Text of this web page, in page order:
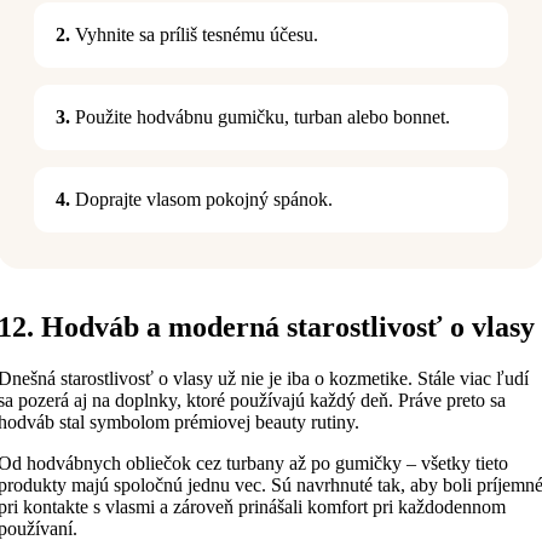
2. Vyhnite sa príliš tesnému účesu.
3. Použite hodvábnu gumičku, turban alebo bonnet.
4. Doprajte vlasom pokojný spánok.
Hodváb a moderná starostlivosť o vlasy
starostlivosť o vlasy už nie je iba o kozmetike. Stále viac ľudí
pozerá aj na doplnky, ktoré používajú každý deň. Práve preto sa
stal symbolom prémiovej beauty rutiny.
hodvábnych obliečok cez turbany až po gumičky – všetky tieto
majú spoločnú jednu vec. Sú navrhnuté tak, aby boli príjemné
kontakte s vlasmi a zároveň prinášali komfort pri každodennom